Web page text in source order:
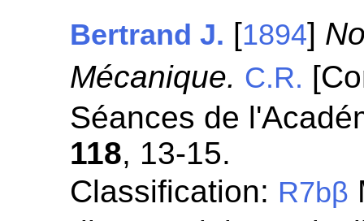
Bertrand J. [1894]
Mécanique. C.R.
Séances de
118, 13-15.
Classification: R7bβ